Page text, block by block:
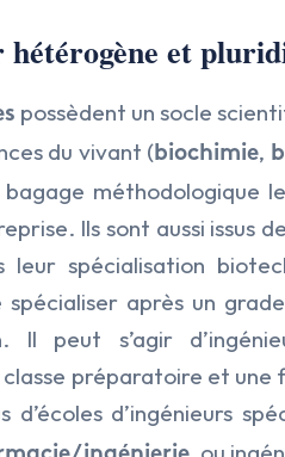
et
possèdent un socle
du vivant (biochimie,
méthodologique
Ils sont aussi issus
leur spécialisation
après un
Il peut s’agir
préparatoire et
d’écoles d’ingénieurs